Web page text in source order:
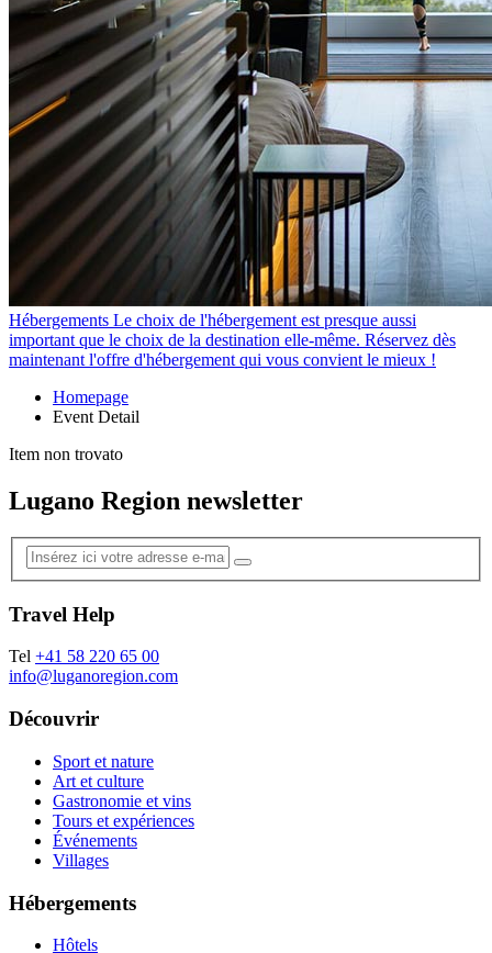
Hébergements Le choix de l'hébergement est presque aussi
important que le choix de la destination elle-même. Réservez dès
maintenant l'offre d'hébergement qui vous convient le mieux !
Homepage
Event Detail
Item non trovato
Lugano Region newsletter
Travel Help
Tel +41 58 220 65 00
info@luganoregion.com
Découvrir
Sport et nature
Art et culture
Gastronomie et vins
Tours et expériences
Événements
Villages
Hébergements
Hôtels